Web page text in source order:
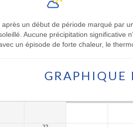
un début de période marqué par
Aucune précipitation significative
un épisode de forte chaleur, le
GRAPHIQUE